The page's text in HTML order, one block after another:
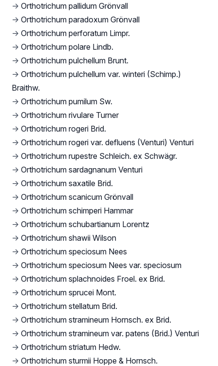
→ Orthotrichum pallidum Grönvall
→ Orthotrichum paradoxum Grönvall
→ Orthotrichum perforatum Limpr.
→ Orthotrichum polare Lindb.
→ Orthotrichum pulchellum Brunt.
→ Orthotrichum pulchellum var. winteri (Schimp.)
Braithw.
→ Orthotrichum pumilum Sw.
→ Orthotrichum rivulare Turner
→ Orthotrichum rogeri Brid.
→ Orthotrichum rogeri var. defluens (Venturi) Venturi
→ Orthotrichum rupestre Schleich. ex Schwägr.
→ Orthotrichum sardagnanum Venturi
→ Orthotrichum saxatile Brid.
→ Orthotrichum scanicum Grönvall
→ Orthotrichum schimperi Hammar
→ Orthotrichum schubartianum Lorentz
→ Orthotrichum shawii Wilson
→ Orthotrichum speciosum Nees
→ Orthotrichum speciosum Nees var. speciosum
→ Orthotrichum splachnoides Froel. ex Brid.
→ Orthotrichum sprucei Mont.
→ Orthotrichum stellatum Brid.
→ Orthotrichum stramineum Hornsch. ex Brid.
→ Orthotrichum stramineum var. patens (Brid.) Venturi
→ Orthotrichum striatum Hedw.
→ Orthotrichum sturmii Hoppe & Hornsch.